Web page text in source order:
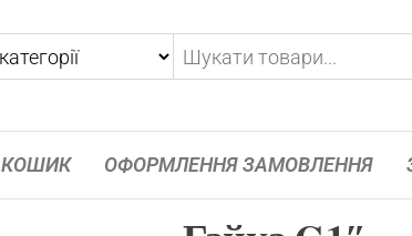
КОШИК ОФОРМЛЕННЯ ЗАМОВЛЕННЯ